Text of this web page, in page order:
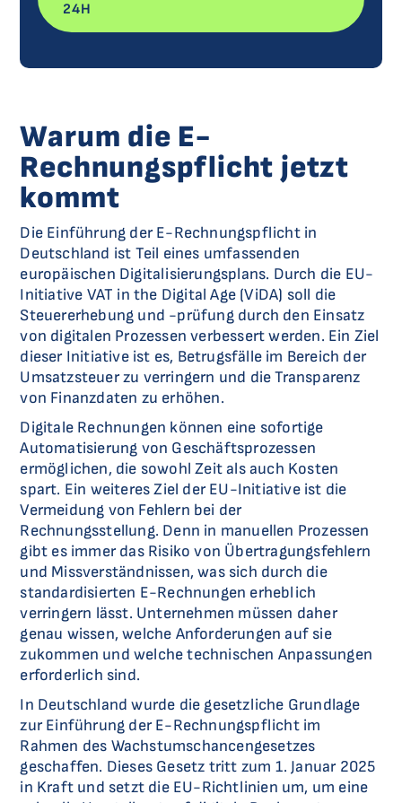
24H
Warum die E-
Rechnungspflicht jetzt
kommt
Die Einführung der E-Rechnungspflicht in
Deutschland ist Teil eines umfassenden
europäischen Digitalisierungsplans. Durch die EU-
Initiative VAT in the Digital Age (ViDA) soll die
Steuererhebung und -prüfung durch den Einsatz
von digitalen Prozessen verbessert werden. Ein Ziel
dieser Initiative ist es, Betrugsfälle im Bereich der
Umsatzsteuer zu verringern und die Transparenz
von Finanzdaten zu erhöhen.
Digitale Rechnungen können eine sofortige
Automatisierung von Geschäftsprozessen
ermöglichen, die sowohl Zeit als auch Kosten
spart. Ein weiteres Ziel der EU-Initiative ist die
Vermeidung von Fehlern bei der
Rechnungsstellung. Denn in manuellen Prozessen
gibt es immer das Risiko von Übertragungsfehlern
und Missverständnissen, was sich durch die
standardisierten E-Rechnungen erheblich
verringern lässt. Unternehmen müssen daher
genau wissen, welche Anforderungen auf sie
zukommen und welche technischen Anpassungen
erforderlich sind.
In Deutschland wurde die gesetzliche Grundlage
zur Einführung der E-Rechnungspflicht im
Rahmen des Wachstumschancengesetzes
geschaffen. Dieses Gesetz tritt zum 1. Januar 2025
in Kraft und setzt die EU-Richtlinien um, um eine